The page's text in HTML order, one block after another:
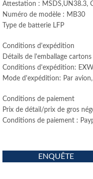
Attestation : MSDS,UN38.3,
Numéro de modèle : MB30
Type de batterie LFP
Conditions d'expédition
Détails de l'emballage
Conditions d'expédition:
Mode d'expédition: Par
Conditions de paiement
Prix ​​de détail/prix de gros
Conditions de paiement :
ENQUÊTE